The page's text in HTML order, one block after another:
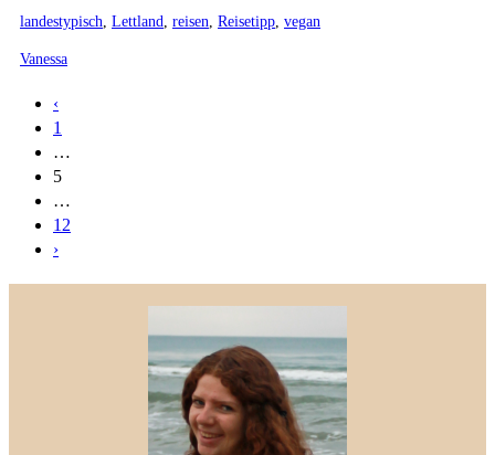
landestypisch Lettland reisen Reisetipp vegan
Vanessa
‹
1
…
5
…
12
›